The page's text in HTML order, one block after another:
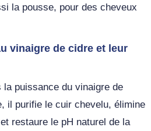
la pousse, pour des cheveux
vinaigre de cidre et leur
puissance du vinaigre de
il purifie le cuir chevelu, élimine
restaure le pH naturel de la